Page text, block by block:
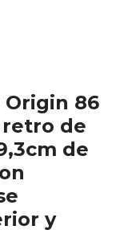
Origin 86
de
de
y